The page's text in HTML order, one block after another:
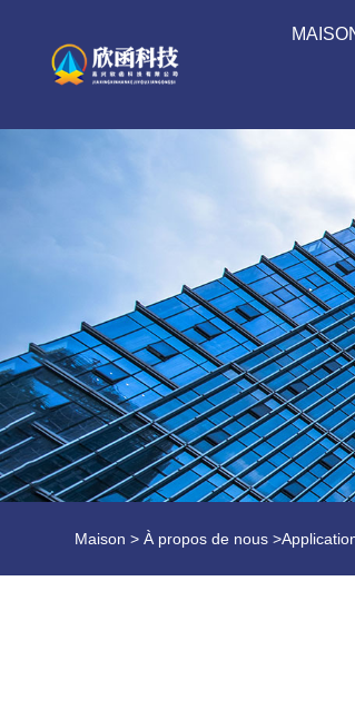
Maison > À propos de nous >